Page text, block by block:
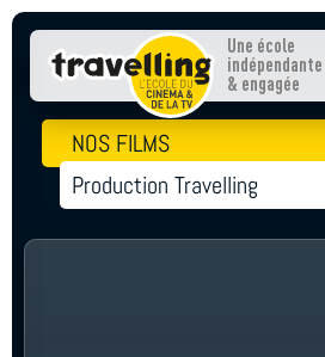
Une école
indépendante
& engagée
NOS FILMS
Production Travelling